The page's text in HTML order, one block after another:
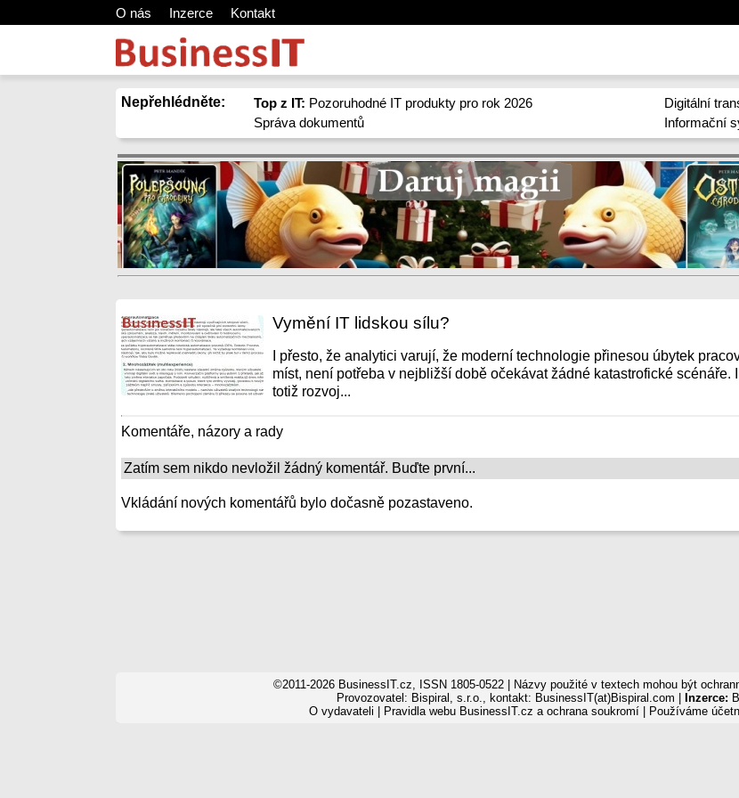
O nás Inzerce Kontakt
Nepřehlédněte: Top z IT: Pozoruhodné IT produkty pro rok 2026
Správa dokumentů
Digitální
Informační
Vymění IT lidskou sílu?
I přesto, že analytici varují, že moderní technologie přinesou úbytek
míst, není potřeba v nejbližší době očekávat žádné katastrofické scénáře.
totiž rozvoj...
Komentáře, názory a rady
Zatím sem nikdo nevložil žádný komentář. Buďte první...
Vkládání nových komentářů bylo dočasně pozastaveno.
©2011-2026 BusinessIT.cz, ISSN 1805-0522 | Názvy použité v textech mohou být
Provozovatel: Bispiral, s.r.o., kontakt: BusinessIT(at)Bispiral.com |
Inzerce:
O vydavateli
Pravidla webu BusinessIT.cz a ochrana soukromí| Používáme